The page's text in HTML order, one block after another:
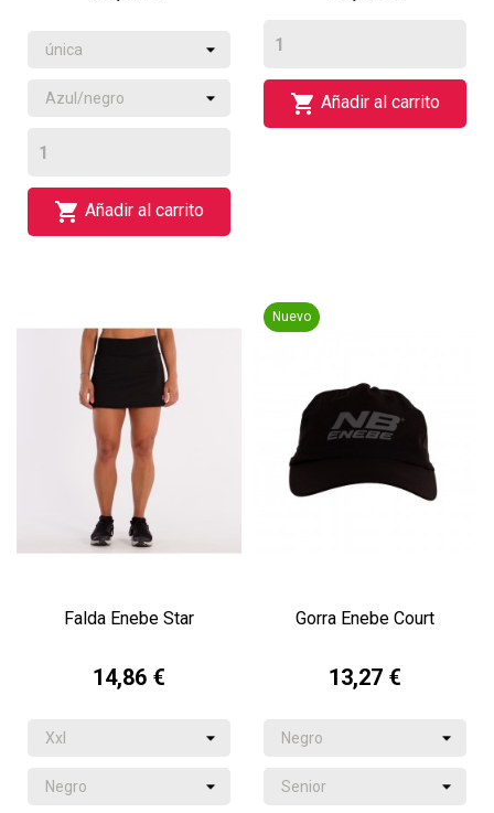
 Añadir al carrito
 Añadir al carrito
Falda Enebe Star
14,86 €
Gorra Enebe Court
13,27 €
Nuevo